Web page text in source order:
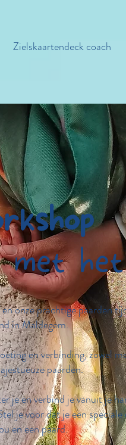
Zielskaartendeck coach
met
onze prachtige paarden
in Maldegem.
en verbinding, zowel
paarden.
je en verbind je vanuit je
je voor dat je een
en een paard.